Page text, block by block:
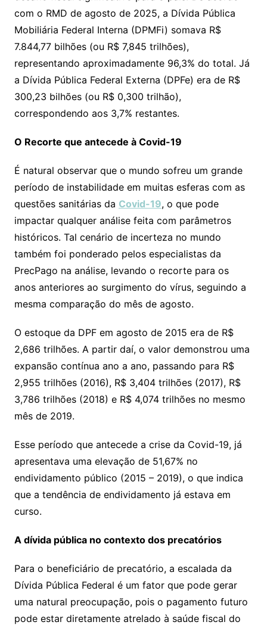
com o RMD de agosto de 2025, a Dívida Pública
Mobiliária Federal Interna (DPMFi) somava R$
7.844,77 bilhões (ou R$ 7,845 trilhões),
representando aproximadamente 96,3% do total. Já
a Dívida Pública Federal Externa (DPFe) era de R$
300,23 bilhões (ou R$ 0,300 trilhão),
correspondendo aos 3,7% restantes.
O Recorte que antecede à Covid-19
É natural observar que o mundo sofreu um grande
período de instabilidade em muitas esferas com as
questões sanitárias da Covid-19, o que pode
impactar qualquer análise feita com parâmetros
históricos. Tal cenário de incerteza no mundo
também foi ponderado pelos especialistas da
PrecPago na análise, levando o recorte para os
anos anteriores ao surgimento do vírus, seguindo a
mesma comparação do mês de agosto.
O estoque da DPF em agosto de 2015 era de R$
2,686 trilhões. A partir daí, o valor demonstrou uma
expansão contínua ano a ano, passando para R$
2,955 trilhões (2016), R$ 3,404 trilhões (2017), R$
3,786 trilhões (2018) e R$ 4,074 trilhões no mesmo
mês de 2019.
Esse período que antecede a crise da Covid-19, já
apresentava uma elevação de 51,67% no
endividamento público (2015 – 2019), o que indica
que a tendência de endividamento já estava em
curso.
A dívida pública no contexto dos precatórios
Para o beneficiário de precatório, a escalada da
Dívida Pública Federal é um fator que pode gerar
uma natural preocupação, pois o pagamento futuro
pode estar diretamente atrelado à saúde fiscal do